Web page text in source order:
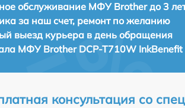
обслуживание МФУ Brother до 3
за наш счет, ремонт по желанию
выезд курьера в день обращения
МФУ Brother DCP-T710W InkBenefit
консультация со